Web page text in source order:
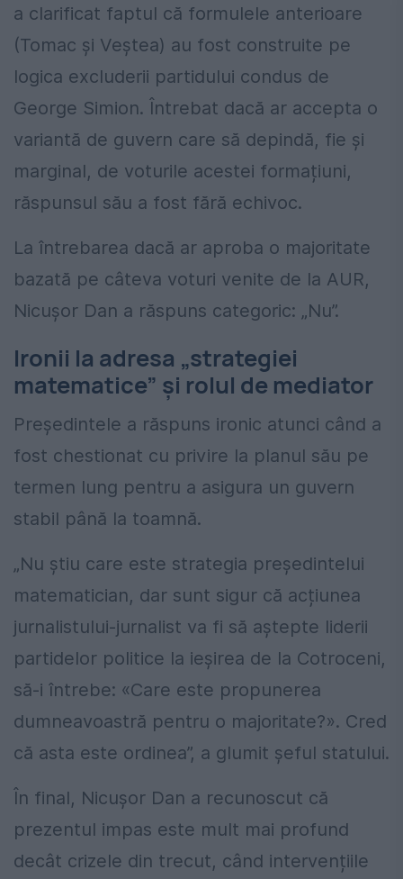
a clarificat faptul că formulele anterioare
(Tomac și Veștea) au fost construite pe
logica excluderii partidului condus de
George Simion. Întrebat dacă ar accepta o
variantă de guvern care să depindă, fie și
marginal, de voturile acestei formațiuni,
răspunsul său a fost fără echivoc.
La întrebarea dacă ar aproba o majoritate
bazată pe câteva voturi venite de la AUR,
Nicușor Dan a răspuns categoric: „Nu”.
Ironii la adresa „strategiei
matematice” și rolul de mediator
Președintele a răspuns ironic atunci când a
fost chestionat cu privire la planul său pe
termen lung pentru a asigura un guvern
stabil până la toamnă.
„Nu știu care este strategia președintelui
matematician, dar sunt sigur că acțiunea
jurnalistului-jurnalist va fi să aștepte liderii
partidelor politice la ieșirea de la Cotroceni,
să-i întrebe: «Care este propunerea
dumneavoastră pentru o majoritate?». Cred
că asta este ordinea”, a glumit șeful statului.
În final, Nicușor Dan a recunoscut că
prezentul impas este mult mai profund
decât crizele din trecut, când intervențiile